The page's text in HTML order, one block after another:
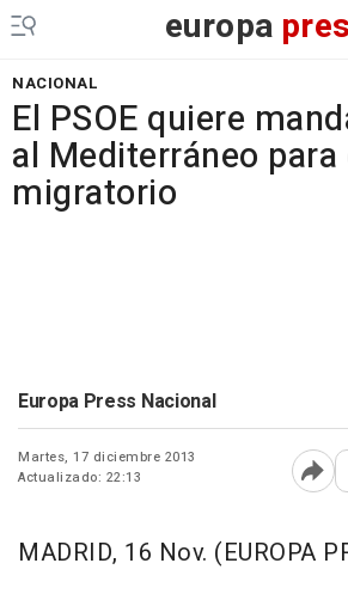
europa
NACIONAL
El PSOE quiere
al Mediterráneo
migratorio
Europa Press Nacional
Martes, 17 diciembre 2013
Actualizado: 22:13
MADRID, 16 Nov. (EUROPA